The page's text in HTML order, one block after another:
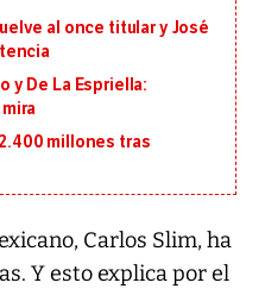
al once titular y José
y De La Espriella:
millones tras
Carlos Slim, ha
Y esto explica por el